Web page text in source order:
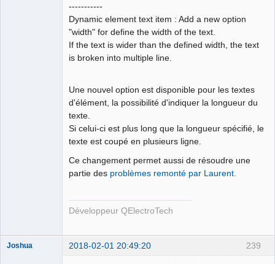
-----------
Dynamic element text item : Add a new option
"width" for define the width of the text.
If the text is wider than the defined width, the text
is broken into multiple line.
Une nouvel option est disponible pour les textes
d'élément, la possibilité d'indiquer la longueur du
texte.
Si celui-ci est plus long que la longueur spécifié, le
texte est coupé en plusieurs ligne.
Ce changement permet aussi de résoudre une
partie des problèmes remonté par Laurent.
Développeur QElectroTech
239
Joshua 2018-02-01 20:49:20